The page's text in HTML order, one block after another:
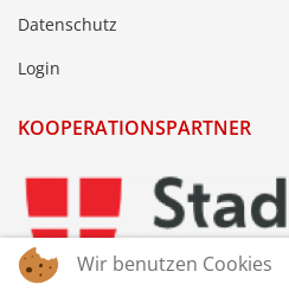
Datenschutz
Login
KOOPERATIONSPARTNER
Wir benutzen Cookies